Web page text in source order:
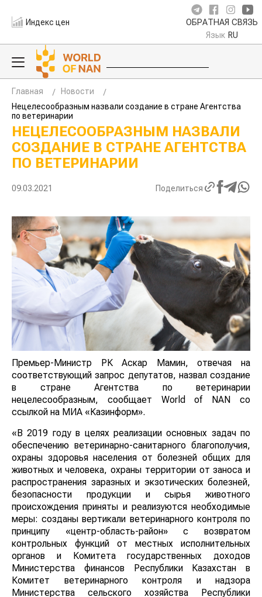
Индекс цен ОБРАТНАЯ СВЯЗЬ
Язык RU
Главная
Новости
Нецелесообразным назвали создание в стране Агентства
по ветеринарии
НЕЦЕЛЕСООБРАЗНЫМ НАЗВАЛИ
СОЗДАНИЕ В СТРАНЕ АГЕНТСТВА
ПО ВЕТЕРИНАРИИ
09.03.2021 Поделиться
Премьер-Министр РК Аскар Мамин, отвечая на
соответствующий запрос депутатов, назвал создание
в стране Агентства по ветеринарии
нецелесообразным, сообщает World of NAN со
ссылкой на МИА «Казинформ».
«В 2019 году в целях реализации основных задач по
обеспечению ветеринарно-санитарного благополучия,
охраны здоровья населения от болезней общих для
животных и человека, охраны территории от заноса и
распространения заразных и экзотических болезней,
безопасности продукции и сырья животного
происхождения приняты и реализуются необходимые
меры: созданы вертикали ветеринарного контроля по
принципу «центр-область-район» с возвратом
контрольных функций от местных исполнительных
органов и Комитета государственных доходов
Министерства финансов Республики Казахстан в
Комитет ветеринарного контроля и надзора
Министерства сельского хозяйства Республики